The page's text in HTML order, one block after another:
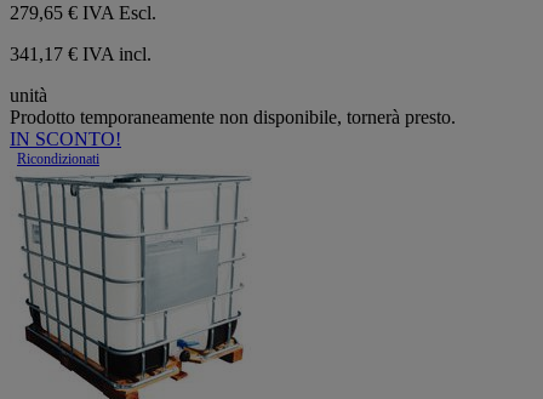
279,65 € IVA Escl.
341,17 € IVA incl.
unità
Prodotto temporaneamente non disponibile, tornerà presto.
IN SCONTO!